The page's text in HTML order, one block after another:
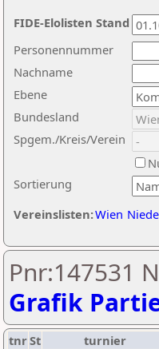
Nachname
Ebene
Sortierung
Personennummer
Bundesland
Spgem./Kreis/Verein
Vereinslisten:Wien
FIDE-Elolisten Stand
Pnr:147531
Grafik
tnrSt turnier